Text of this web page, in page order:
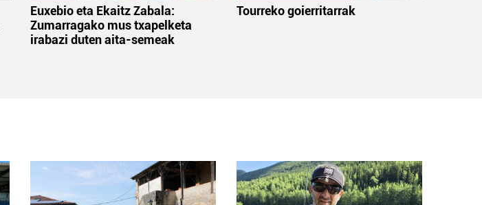
Euxebio eta Ekaitz Zabala:
Zumarragako mus txapelketa
irabazi duten aita-semeak
Tourreko goierritarrak